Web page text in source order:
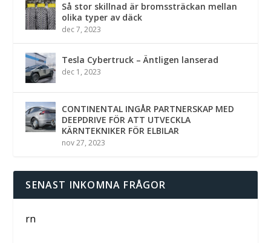
Så stor skillnad är bromssträckan mellan
olika typer av däck
dec 7, 2023
Tesla Cybertruck – Äntligen lanserad
dec 1, 2023
CONTINENTAL INGÅR PARTNERSKAP MED
DEEPDRIVE FÖR ATT UTVECKLA
KÄRNTEKNIKER FÖR ELBILAR
nov 27, 2023
SENAST INKOMNA FRÅGOR
rn